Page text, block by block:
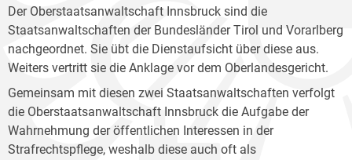
Der Oberstaatsanwaltschaft Innsbruck sind die
Staatsanwaltschaften der Bundesländer Tirol und Vorarlberg
nachgeordnet. Sie übt die Dienstaufsicht über diese aus.
Weiters vertritt sie die Anklage vor dem Oberlandesgericht.
Gemeinsam mit diesen zwei Staatsanwaltschaften verfolgt
die Oberstaatsanwaltschaft Innsbruck die Aufgabe der
Wahrnehmung der öffentlichen Interessen in der
Strafrechtspflege, weshalb diese auch oft als